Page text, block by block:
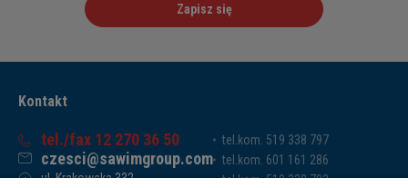
Zapisz się
Kontakt
tel./fax 12 270 36 50
czesci@sawimgroup.com
ul. Krakowska 332,
tel.kom. 519 338 797
tel.kom. 601 161 286
tel.kom. 519 338 793